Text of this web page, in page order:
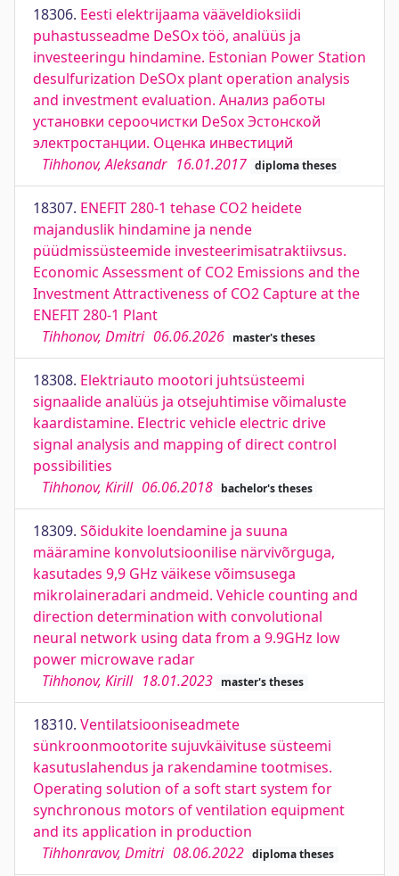
18306. Eesti elektrijaama vääveldioksiidi
puhastusseadme DeSOx töö, analüüs ja
investeeringu hindamine. Estonian Power Station
desulfurization DeSOx plant operation analysis
and investment evaluation. Анализ работы
установки сероочистки DeSox Эстонской
электростанции. Оценка инвестиций
Tihhonov, Aleksandr 16.01.2017 diploma theses
18307. ENEFIT 280-1 tehase CO2 heidete
majanduslik hindamine ja nende
püüdmissüsteemide investeerimisatraktiivsus.
Economic Assessment of CO2 Emissions and the
Investment Attractiveness of CO2 Capture at the
ENEFIT 280-1 Plant
Tihhonov, Dmitri 06.06.2026 master's theses
18308. Elektriauto mootori juhtsüsteemi
signaalide analüüs ja otsejuhtimise võimaluste
kaardistamine. Electric vehicle electric drive
signal analysis and mapping of direct control
possibilities
Tihhonov, Kirill 06.06.2018 bachelor's theses
18309. Sõidukite loendamine ja suuna
määramine konvolutsioonilise närvivõrguga,
kasutades 9,9 GHz väikese võimsusega
mikrolaineradari andmeid. Vehicle counting and
direction determination with convolutional
neural network using data from a 9.9GHz low
power microwave radar
Tihhonov, Kirill 18.01.2023 master's theses
18310. Ventilatsiooniseadmete
sünkroonmootorite sujuvkäivituse süsteemi
kasutuslahendus ja rakendamine tootmises.
Operating solution of a soft start system for
synchronous motors of ventilation equipment
and its application in production
Tihhonravov, Dmitri 08.06.2022 diploma theses